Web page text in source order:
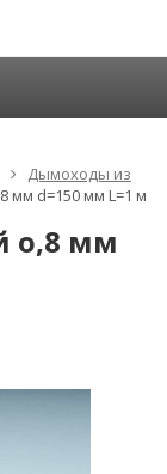
Дымоходы из
мм d=150 мм L=1 м
о,8 мм